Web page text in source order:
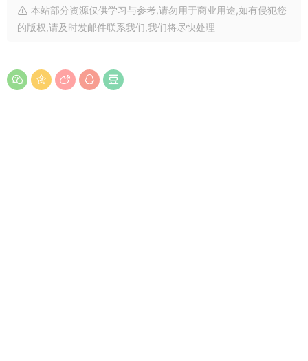
本站部分资源仅供学习与参考,请勿用于商业用途,如有侵犯您
的版权,请及时发邮件联系我们,我们将尽快处理